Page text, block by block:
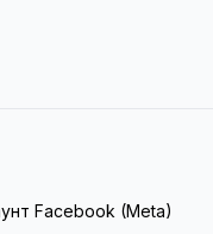
Facebook (Meta)